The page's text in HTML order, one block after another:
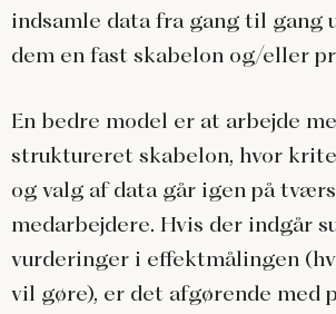
indsamle data fra gang til gang
dem en fast skabelon og/eller
En bedre model er at arbejde
struktureret skabelon, hvor
og valg af data går igen på
medarbejdere. Hvis der indgår
vurderinger i effektmålingen
vil gøre), er det afgørende med